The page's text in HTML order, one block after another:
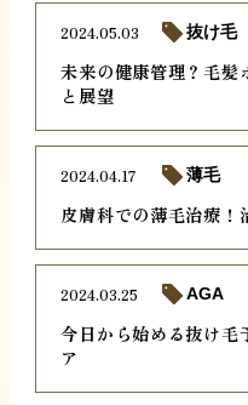
未来の健康管理？毛髪
と展望
2024.05.03 抜け毛
皮膚科での薄毛治療
2024.04.17 薄毛
今日から始める抜け毛
ア
2024.03.25 AGA